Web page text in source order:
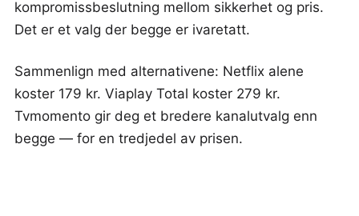
kompromissbeslutning mellom sikkerhet og pris.
Det er et valg der begge er ivaretatt.
Sammenlign med alternativene: Netflix alene
koster 179 kr. Viaplay Total koster 279 kr.
Tvmomento gir deg et bredere kanalutvalg enn
begge — for en tredjedel av prisen.